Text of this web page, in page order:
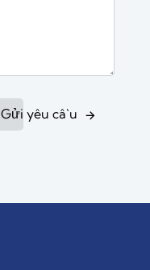
Gửi yêu cầu